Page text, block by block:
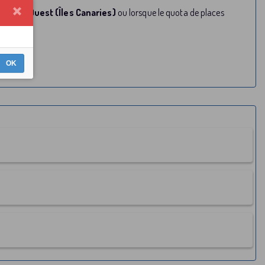
de l’Ouest (Îles Canaries) ou lorsque le quota de places
OK